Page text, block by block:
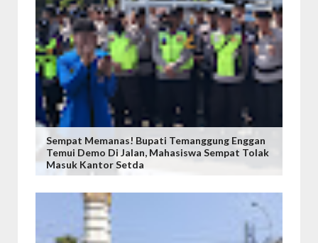
Sempat Memanas! Bupati Temanggung Enggan
Temui Demo Di Jalan, Mahasiswa Sempat Tolak
Masuk Kantor Setda